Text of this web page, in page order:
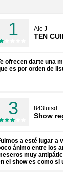
1 Ale J
TEN
ofrecen darte una
es por orden de
3 843luisd
Show
a esté lugar a
ánimo entre los
muy
el show es como si